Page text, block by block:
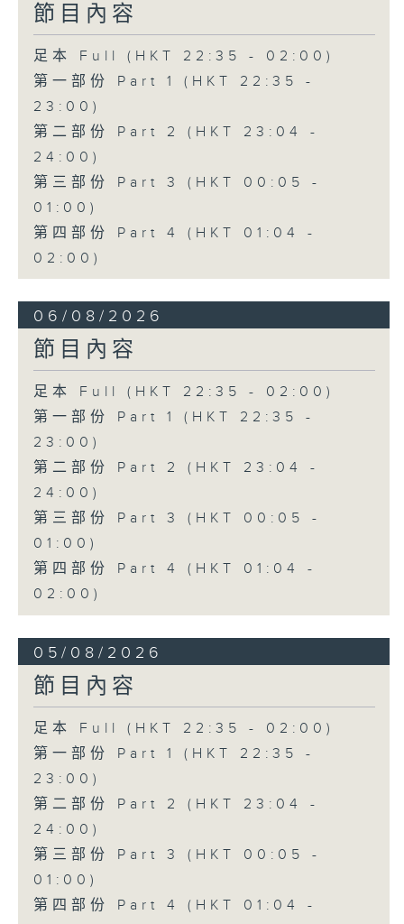
節目內容
足本 Full (HKT 22:35 - 02:00)
第一部份 Part 1 (HKT 22:35 -
23:00)
第二部份 Part 2 (HKT 23:04 -
24:00)
第三部份 Part 3 (HKT 00:05 -
01:00)
第四部份 Part 4 (HKT 01:04 -
02:00)
06/08/2026
節目內容
足本 Full (HKT 22:35 - 02:00)
第一部份 Part 1 (HKT 22:35 -
23:00)
第二部份 Part 2 (HKT 23:04 -
24:00)
第三部份 Part 3 (HKT 00:05 -
01:00)
第四部份 Part 4 (HKT 01:04 -
02:00)
05/08/2026
節目內容
足本 Full (HKT 22:35 - 02:00)
第一部份 Part 1 (HKT 22:35 -
23:00)
第二部份 Part 2 (HKT 23:04 -
24:00)
第三部份 Part 3 (HKT 00:05 -
01:00)
第四部份 Part 4 (HKT 01:04 -